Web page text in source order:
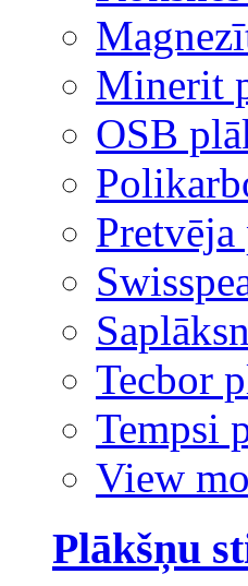
Minerit
OSB
Pretvēja
Tecbor
Tempsi
View
Plākšņu